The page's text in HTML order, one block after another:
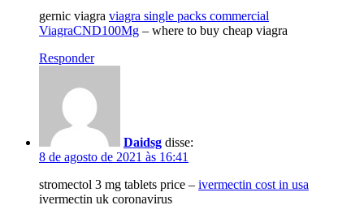
gernic viagra viagra single packs commercial
ViagraCND100Mg – where to buy cheap viagra
Responder
Daidsg disse:
8 de agosto de 2021 às 16:41
stromectol 3 mg tablets price – ivermectin cost in usa
ivermectin uk coronavirus